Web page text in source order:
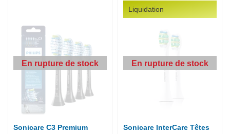
En rupture de stock
Sonicare C3 Premium
Liquidation
En rupture de stock
Sonicare InterCare Têtes